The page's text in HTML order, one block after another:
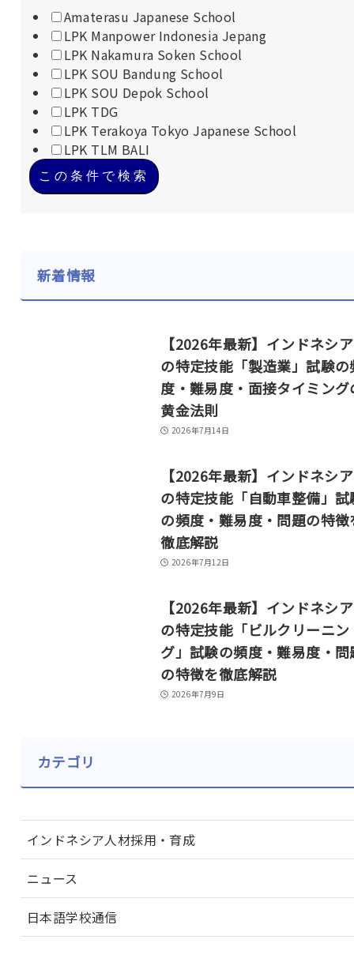
Amaterasu Japanese School
LPK Manpower Indonesia Jepang
LPK Nakamura Soken School
LPK SOU Bandung School
LPK SOU Depok School
LPK TDG
LPK Terakoya Tokyo Japanese School
LPK TLM BALI
この条件で検索
新着情報
【2026年最新】インドネシ
の特定技能「製造業」試験の
度・難易度・面接タイミング
黄金法則
2026年7月14日
【2026年最新】インドネシ
の特定技能「自動車整備」試
の頻度・難易度・問題の特徴
徹底解説
2026年7月12日
【2026年最新】インドネシ
の特定技能「ビルクリーニン
グ」試験の頻度・難易度・問
の特徴を徹底解説
2026年7月9日
カテゴリ
インドネシア人材採用・育成
ニュース
日本語学校通信